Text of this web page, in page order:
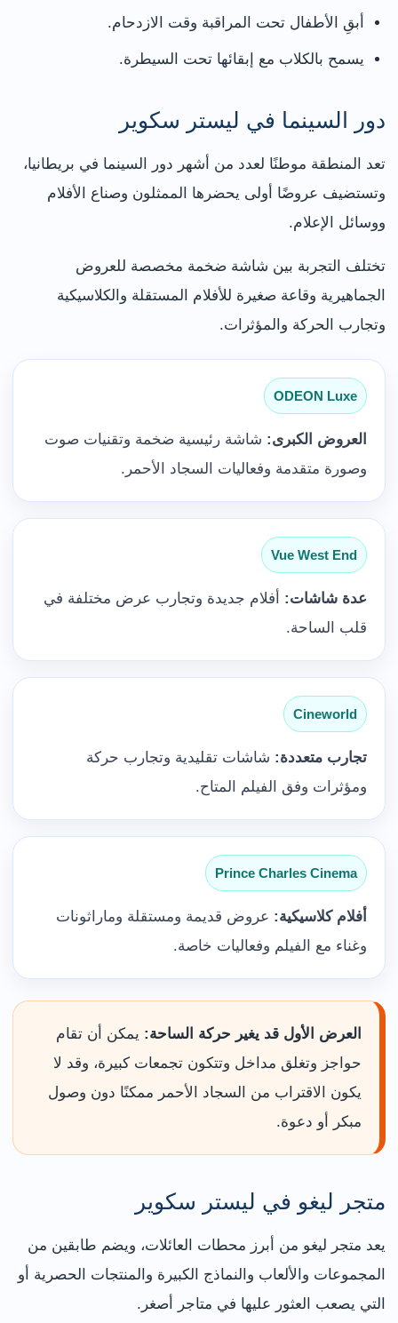
أبقِ الأطفال تحت المراقبة وقت الازدحام.
يسمح بالكلاب مع إبقائها تحت السيطرة.
دور السينما في ليستر سكوير
تعد المنطقة موطنًا لعدد من أشهر دور السينما في بريطانيا،
وتستضيف عروضًا أولى يحضرها الممثلون وصناع الأفلام
ووسائل الإعلام.
تختلف التجربة بين شاشة ضخمة مخصصة للعروض
الجماهيرية وقاعة صغيرة للأفلام المستقلة والكلاسيكية
وتجارب الحركة والمؤثرات.
ODEON Luxe
العروض الكبرى: شاشة رئيسية ضخمة وتقنيات صوت
وصورة متقدمة وفعاليات السجاد الأحمر.
Vue West End
عدة شاشات: أفلام جديدة وتجارب عرض مختلفة في
قلب الساحة.
Cineworld
تجارب متعددة: شاشات تقليدية وتجارب حركة
ومؤثرات وفق الفيلم المتاح.
Prince Charles Cinema
أفلام كلاسيكية: عروض قديمة ومستقلة وماراثونات
وغناء مع الفيلم وفعاليات خاصة.
العرض الأول قد يغير حركة الساحة: يمكن أن تقام
حواجز وتغلق مداخل وتتكون تجمعات كبيرة، وقد لا
يكون الاقتراب من السجاد الأحمر ممكنًا دون وصول
مبكر أو دعوة.
متجر ليغو في ليستر سكوير
يعد متجر ليغو من أبرز محطات العائلات، ويضم طابقين من
المجموعات والألعاب والنماذج الكبيرة والمنتجات الحصرية أو
التي يصعب العثور عليها في متاجر أصغر.